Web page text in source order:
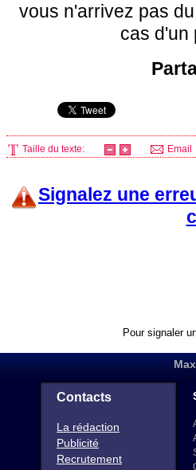
vous n'arrivez pas
cas d'un
Taille du texte: Email
Signalez une
Pour signaler
Contacts
La rédaction
Publicité
Recrutement